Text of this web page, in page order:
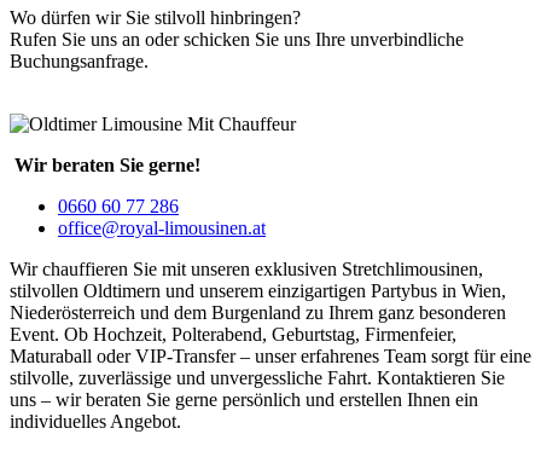
Wo dürfen wir Sie stilvoll hinbringen?
Rufen Sie uns an oder schicken Sie uns Ihre unverbindliche
Buchungsanfrage.
Wir beraten Sie gerne!
0660 60 77 286
office@royal-limousinen.at
Wir chauffieren Sie mit unseren exklusiven Stretchlimousinen,
stilvollen Oldtimern und unserem einzigartigen Partybus in Wien,
Niederösterreich und dem Burgenland zu Ihrem ganz besonderen
Event. Ob Hochzeit, Polterabend, Geburtstag, Firmenfeier,
Maturaball oder VIP-Transfer – unser erfahrenes Team sorgt für eine
stilvolle, zuverlässige und unvergessliche Fahrt. Kontaktieren Sie
uns – wir beraten Sie gerne persönlich und erstellen Ihnen ein
individuelles Angebot.